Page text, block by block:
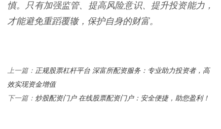
慎。只有加强监管、提高风险意识、提升投资能力，
才能避免重蹈覆辙，保护自身的财富。
上一篇： 正规股票杠杆平台 深富所配资服务：专业助力投资者，高
效实现资金增值
下一篇： 炒股配资门户 在线股票配资门户：安全便捷，助您盈利！